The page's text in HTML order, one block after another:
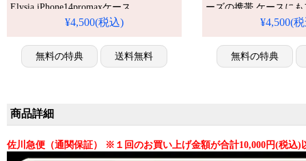
Elysia iPhone14promaxケース
¥4,500(税込)
無料の特典 送料無料
ーズの携帯 ケースに
¥4,500(
無料の特典
商品詳細
佐川急便（通関保証） ※１回のお買い上げ金額が合計10,000円(税込